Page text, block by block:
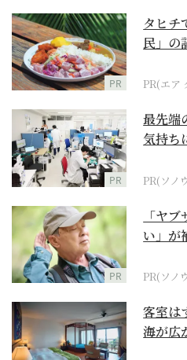
PR
タヒチ
民」の
PR(エア
PR
最先端
気持ち
PR(ソノ
PR
「ヤ
い」が
PR(ソノ
客室は
海が広